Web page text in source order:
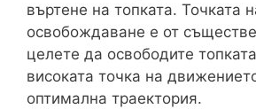
въртене на топката. Точката
освобождаване е от
целете да освободите
високата точка на
оптимална траектория.